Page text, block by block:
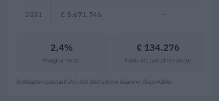
2021 € 5.671.746 —
2,4%
Margine netto
€ 134.276
Fatturato per dipendente
Indicatori calcolati dai dati dell'ultimo bilancio disponibile.